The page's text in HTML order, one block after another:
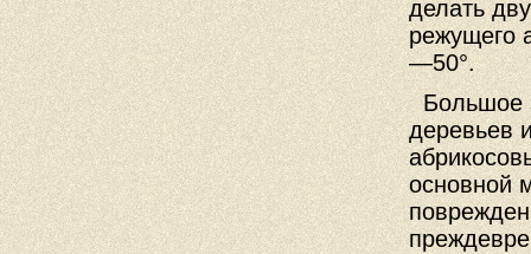
делать
режущего
—50°.
Большое
деревьев
основной